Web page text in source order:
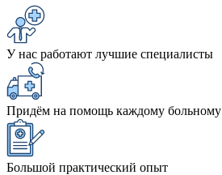
У нас работают лучшие специалисты
Придём на помощь каждому больному
Большой практический опыт